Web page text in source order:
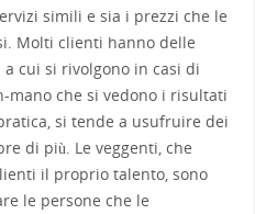
simili e sia i prezzi che le
Molti clienti hanno delle
cui si rivolgono in casi di
mano che si vedono i risultati
si tende a usufruire dei
di più. Le veggenti, che
il proprio talento, sono
le persone che le